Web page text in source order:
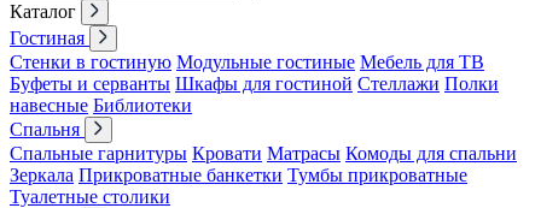
Каталог
Гостиная
Стенки в гостиную Модульные гостиные Мебель для ТВ
Буфеты и серванты Шкафы для гостиной Стеллажи Полки
навесные Библиотеки
Спальня
Спальные гарнитуры Кровати Матрасы Комоды для спальни
Зеркала Прикроватные банкетки Тумбы прикроватные
Туалетные столики